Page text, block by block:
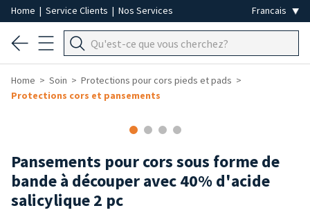
Home | Service Clients | Nos Services
Home Soin
Protections pour cors pieds et pads
Protections cors et pansements
Pansements pour cors sous forme de
bande à découper avec 40% d'acide
salicylique 2 pc